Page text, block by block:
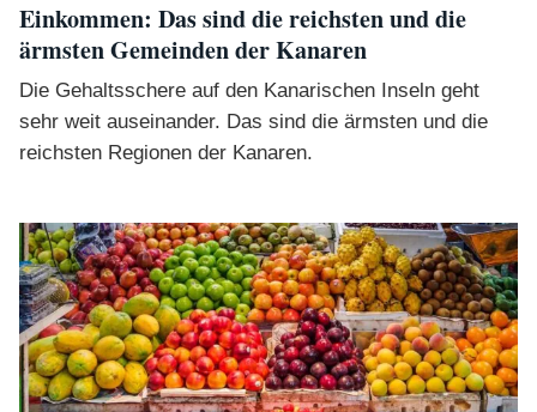
Einkommen: Das sind die reichsten und die
ärmsten Gemeinden der Kanaren
Die Gehaltsschere auf den Kanarischen Inseln geht
sehr weit auseinander. Das sind die ärmsten und die
reichsten Regionen der Kanaren.